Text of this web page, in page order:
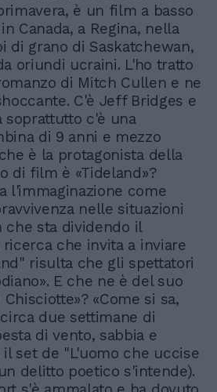
è un film a basso
Canada, a Regina, nella
di grano di Saskatchewan,
oriundi ucraini. L'ho tratto
di Mitch Cullen e ne
C'è Jeff Bridges e
soprattutto c'è una
di 9 anni e mezzo
è la protagonista della
di film è «Tideland»?
l'immaginazione come
nelle situazioni
sta dividendo il
che invita a inviare
risulta che gli spettatori
E che ne è del suo
«Come si sa,
due settimane di
di vento, sabbia e
set de "L'uomo che uccise
delitto poetico s'intende).